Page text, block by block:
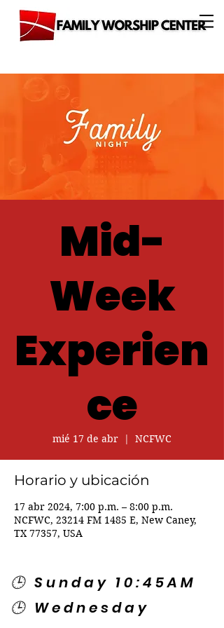
Mid-
Week
Experien
ce
mié 17 de abr
  |
NCFWC
Horario y ubicación
17 abr 2024, 7:00 p.m. – 8:00 p.m.
NCFWC, 23214 FM 1485 E, New Caney,
TX 77357, USA
🕒 Sunday 10:45AM
🕒 Wednesday